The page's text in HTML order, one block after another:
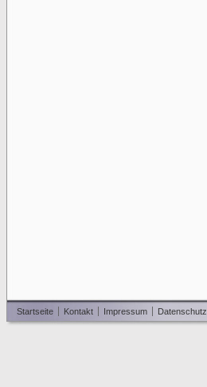
Startseite Kontakt Impressum Datenschutz